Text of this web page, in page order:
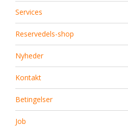
Services
Reservedels-shop
Nyheder
Kontakt
Betingelser
Job